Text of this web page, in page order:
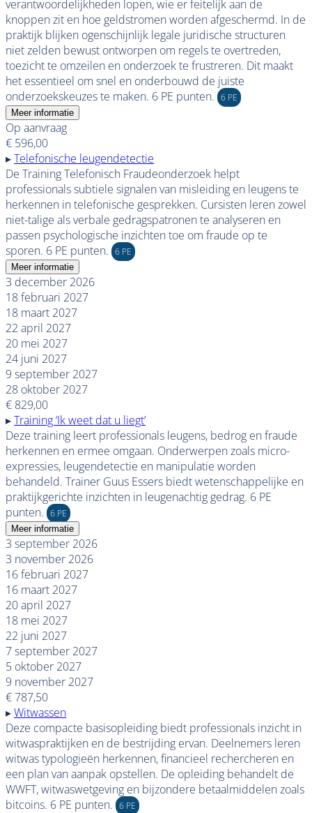
verantwoordelijkheden lopen, wie er feitelijk aan de
knoppen zit en hoe geldstromen worden afgeschermd. In de
praktijk blijken ogenschijnlijk legale juridische structuren
niet zelden bewust ontworpen om regels te overtreden,
toezicht te omzeilen en onderzoek te frustreren. Dit maakt
het essentieel om snel en onderbouwd de juiste
onderzoekskeuzes te maken. 6 PE punten. 6 PE
Meer informatie
Op aanvraag
€ 596,00
▸Telefonische leugendetectie
De Training Telefonisch Fraudeonderzoek helpt
professionals subtiele signalen van misleiding en leugens te
herkennen in telefonische gesprekken. Cursisten leren zowel
niet-talige als verbale gedragspatronen te analyseren en
passen psychologische inzichten toe om fraude op te
sporen. 6 PE punten. 6 PE
Meer informatie
3 december 2026
18 februari 2027
18 maart 2027
22 april 2027
20 mei 2027
24 juni 2027
9 september 2027
28 oktober 2027
€ 829,00
▸Training ‘Ik weet dat u liegt’
Deze training leert professionals leugens, bedrog en fraude
herkennen en ermee omgaan. Onderwerpen zoals micro-
expressies, leugendetectie en manipulatie worden
behandeld. Trainer Guus Essers biedt wetenschappelijke en
praktijkgerichte inzichten in leugenachtig gedrag. 6 PE
punten. 6 PE
Meer informatie
3 september 2026
3 november 2026
16 februari 2027
16 maart 2027
20 april 2027
18 mei 2027
22 juni 2027
7 september 2027
5 oktober 2027
9 november 2027
€ 787,50
▸Witwassen
Deze compacte basisopleiding biedt professionals inzicht in
witwaspraktijken en de bestrijding ervan. Deelnemers leren
witwas typologieën herkennen, financieel rechercheren en
een plan van aanpak opstellen. De opleiding behandelt de
WWFT, witwaswetgeving en bijzondere betaalmiddelen zoals
bitcoins. 6 PE punten. 6 PE